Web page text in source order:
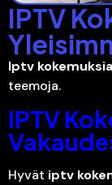
IPTV
Iptv kokemuksia
teemoja.
IPTV
Hyvät iptv